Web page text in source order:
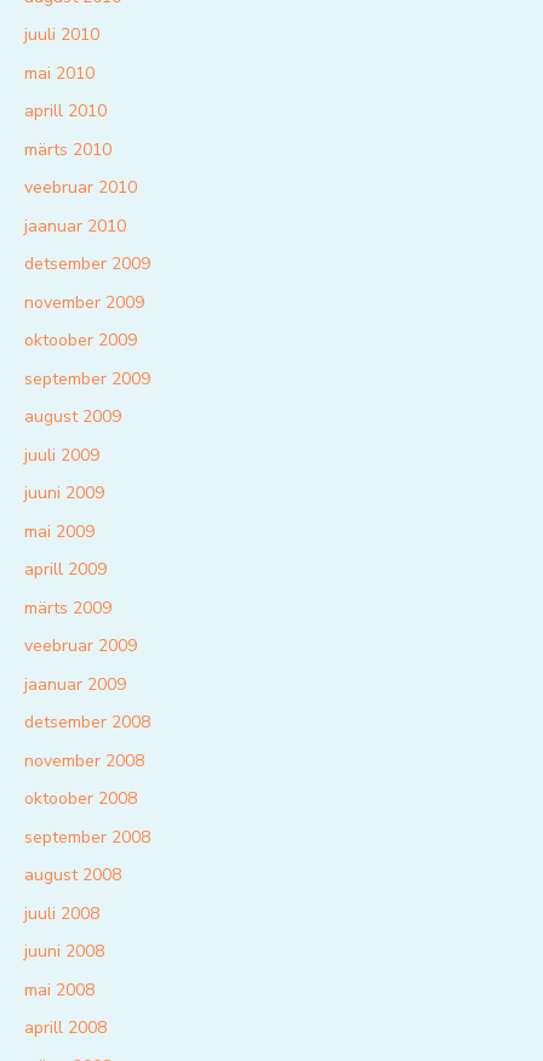
juuli 2010
mai 2010
aprill 2010
märts 2010
veebruar 2010
jaanuar 2010
detsember 2009
november 2009
oktoober 2009
september 2009
august 2009
juuli 2009
juuni 2009
mai 2009
aprill 2009
märts 2009
veebruar 2009
jaanuar 2009
detsember 2008
november 2008
oktoober 2008
september 2008
august 2008
juuli 2008
juuni 2008
mai 2008
aprill 2008